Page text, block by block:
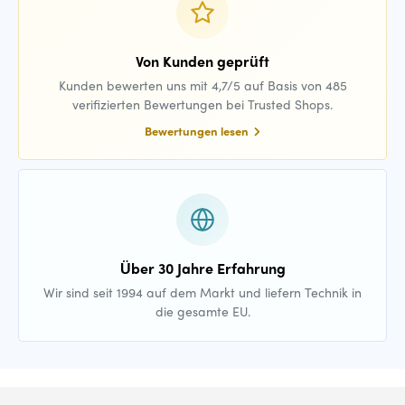
Von Kunden geprüft
Kunden bewerten uns mit 4,7/5 auf Basis von 485
verifizierten Bewertungen bei Trusted Shops.
Bewertungen lesen
Über 30 Jahre Erfahrung
Wir sind seit 1994 auf dem Markt und liefern Technik in
die gesamte EU.